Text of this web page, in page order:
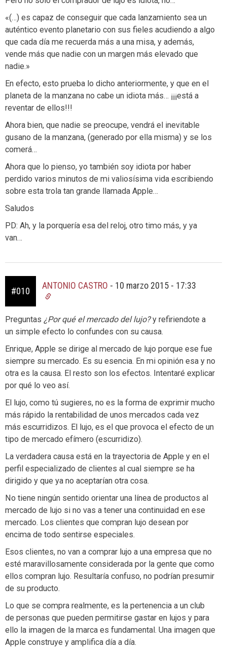
«(…) es capaz de conseguir que cada lanzamiento sea un
auténtico evento planetario con sus fieles acudiendo a algo
que cada día me recuerda más a una misa, y además,
vende más que nadie con un margen más elevado que
nadie.»
En efecto, esto prueba lo dicho anteriormente, y que en el
planeta de la manzana no cabe un idiota más… ¡¡¡está a
reventar de ellos!!!
Ahora bien, que nadie se preocupe, vendrá el inevitable
gusano de la manzana, (generado por ella misma) y se los
comerá…
Ahora que lo pienso, yo también soy idiota por haber
perdido varios minutos de mi valiosísima vida escribiendo
sobre esta trola tan grande llamada Apple…
Saludos
PD: Ah, y la porquería esa del reloj, otro timo más, y ya
van…
#010
ANTONIO CASTRO - 10 marzo 2015 - 17:33
Preguntas ¿Por qué el mercado del lujo?y refiriendote a
un simple efecto lo confundes con su causa.
Enrique, Apple se dirige al mercado de lujo porque ese fue
siempre su mercado. Es su esencia. En mi opinión esa y no
otra es la causa. El resto son los efectos. Intentaré explicar
por qué lo veo así.
El lujo, como tú sugieres, no es la forma de exprimir mucho
más rápido la rentabilidad de unos mercados cada vez
más escurridizos. El lujo, es el que provoca el efecto de un
tipo de mercado efímero (escurridizo).
La verdadera causa está en la trayectoria de Apple y en el
perfil especializado de clientes al cual siempre se ha
dirigido y que ya no aceptarían otra cosa.
No tiene ningún sentido orientar una línea de productos al
mercado de lujo si no vas a tener una continuidad en ese
mercado. Los clientes que compran lujo desean por
encima de todo sentirse especiales.
Esos clientes, no van a comprar lujo a una empresa que no
esté maravillosamente considerada por la gente que como
ellos compran lujo. Resultaría confuso, no podrían presumir
de su producto.
Lo que se compra realmente, es la pertenencia a un club
de personas que pueden permitirse gastar en lujos y para
ello la imagen de la marca es fundamental. Una imagen que
Apple construye y amplifica día a día.